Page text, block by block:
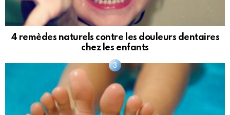
4 remèdes naturels contre les douleurs dentaires
chez les enfants